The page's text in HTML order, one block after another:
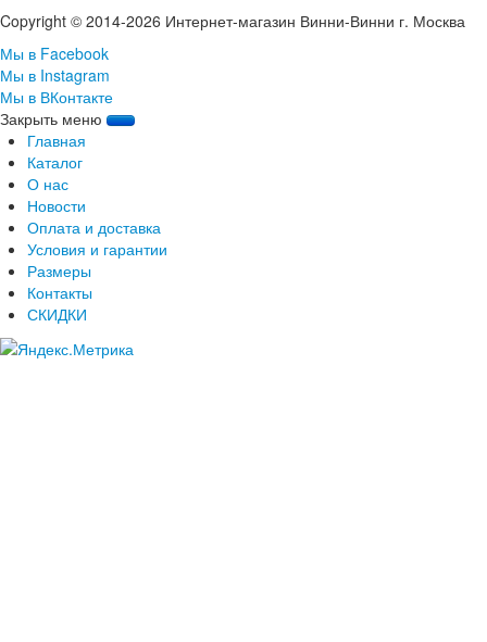
Copyright © 2014-2026 Интернет-магазин Винни-Винни г. Москва
Мы в Facebook
Мы в Instagram
Мы в ВКонтакте
Закрыть меню
Главная
Каталог
О нас
Новости
Оплата и доставка
Условия и гарантии
Размеры
Контакты
СКИДКИ